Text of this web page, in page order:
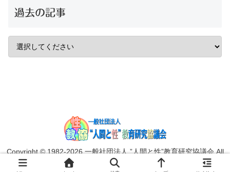
過去の記事
Copyright © 1982-2026 一般社団法人 ”人間と性”教育研究協議会 All
Rights Reserved.